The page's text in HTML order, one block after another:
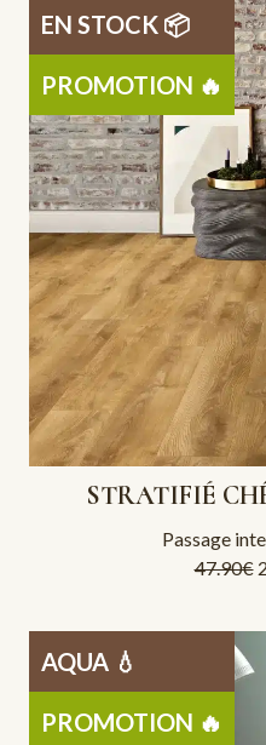
EN STOCK 📦
PROMOTION 🔥
STRATIFIÉ
Passage
47.90€
AQUA 💧
PROMOTION 🔥